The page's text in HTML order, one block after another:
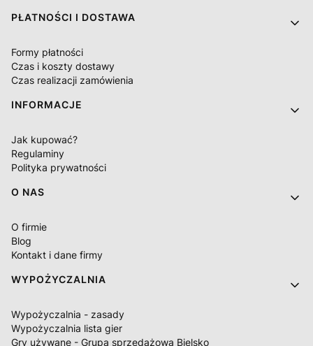
PŁATNOŚCI I DOSTAWA
Formy płatności
Czas i koszty dostawy
Czas realizacji zamówienia
INFORMACJE
Jak kupować?
Regulaminy
Polityka prywatności
O NAS
O firmie
Blog
Kontakt i dane firmy
WYPOŻYCZALNIA
Wypożyczalnia - zasady
Wypożyczalnia lista gier
Gry używane - Grupa sprzedażowa Bielsko